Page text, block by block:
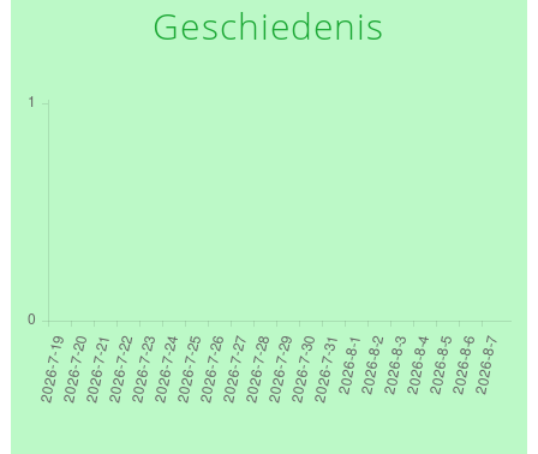
Geschiedenis